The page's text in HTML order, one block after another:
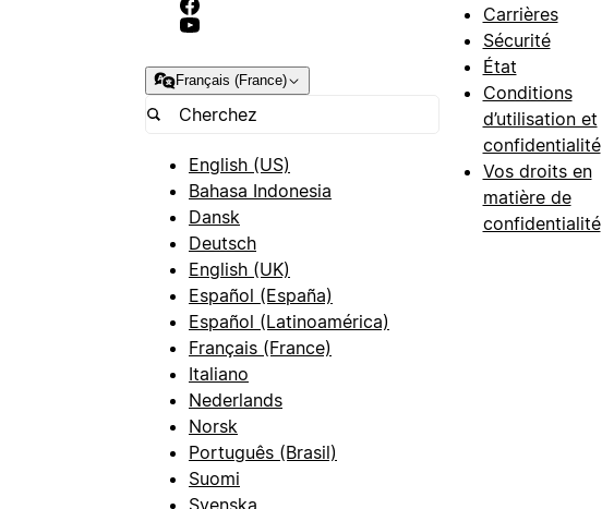
Français (France)
English (US)
Bahasa Indonesia
Dansk
Deutsch
English (UK)
Español (España)
Español (Latinoamérica)
Français (France)
Italiano
Nederlands
Norsk
Português (Brasil)
Suomi
Carrières
Sécurité
État
Conditions
d’utilisation et
confidentialité
Vos droits en
matière de
confidentialité